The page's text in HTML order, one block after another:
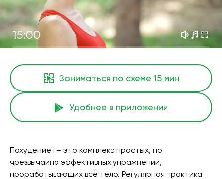
15:00
Заниматься по схеме 15 мин
Удобнее в приложении
Похудение I – это комплекс простых, но
чрезвычайно эффективных упражнений,
прорабатывающих всё тело. Регулярная практика